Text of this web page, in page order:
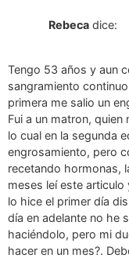
Rebeca dice:
Tengo 53 años y aun
sangramiento
primera me salio un
Fui a un matron,
lo cual en la segunda
engrosamiento, pero
recetando hormonas,
meses leí este
lo hice el primer día
día en adelante no he
haciéndolo, pero mi
hacer en un mes?.